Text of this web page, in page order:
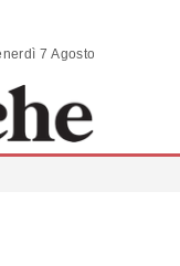
| COMMENTI | SCENARI - venerdì 7 Agosto 2026